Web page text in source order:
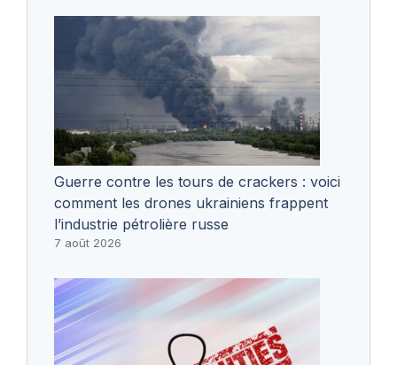
Guerre contre les tours de crackers : voici
comment les drones ukrainiens frappent
l’industrie pétrolière russe
7 août 2026